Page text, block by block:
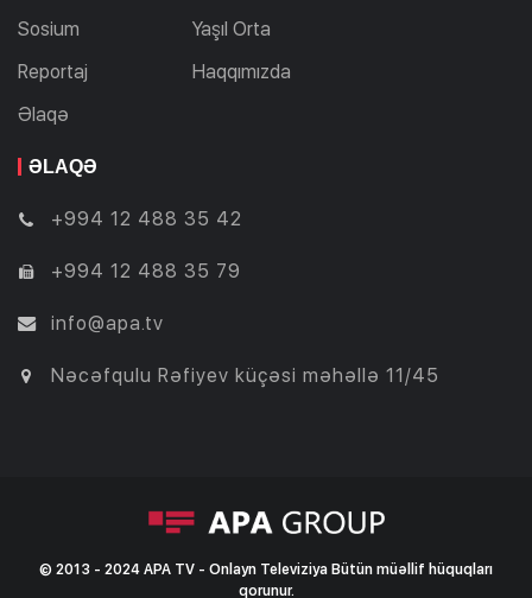
Sosium
Yaşıl Orta
Reportaj
Haqqımızda
Əlaqə
ƏLAQƏ
+994 12 488 35 42
+994 12 488 35 79
info@apa.tv
Nəcəfqulu Rəfiyev küçəsi məhəllə 11/45
© 2013 - 2024 APA TV - Onlayn Televiziya Bütün müəllif hüquqları
qorunur.